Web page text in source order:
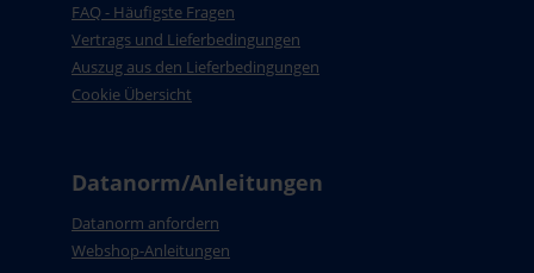
FAQ - Häufigste Fragen
Vertrags und Lieferbedingungen
Auszug aus den Lieferbedingungen
Cookie Übersicht
Datanorm/Anleitungen
Datanorm anfordern
Webshop-Anleitungen